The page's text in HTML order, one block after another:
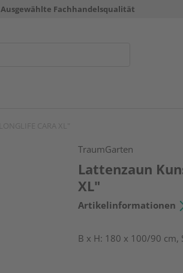
Ausgewählte Fachhandelsqualität
TraumGarten
Lattenzaun
XL"
Artikelinformationen
B x H: 180 x 100/90 cm,